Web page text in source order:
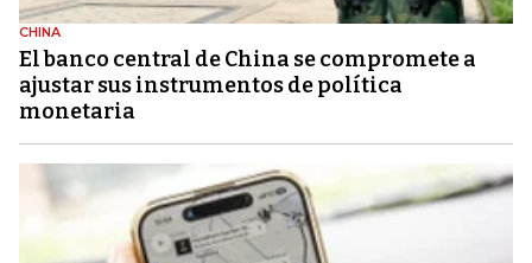
CHINA
El banco central de China se compromete a
ajustar sus instrumentos de política
monetaria